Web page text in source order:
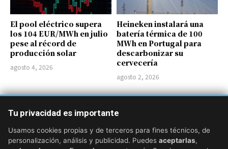
El pool eléctrico supera
los 104 EUR/MWh en julio
pese al récord de
producción solar
agosto 4, 2026
Heineken instalará una
batería térmica de 100
MWh en Portugal para
descarbonizar su
cervecería
agosto 2, 2026
Tu privacidad es importante
Usamos cookies propias y de terceros para fines técnicos, de
personalización, análisis y publicidad. Puedes aceptarlas,